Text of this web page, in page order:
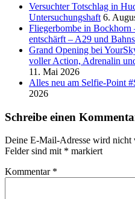
Versucht­er Totschlag in
Untersuchungshaft 6.
Fliegerbombe in
entschärft – A29 und
Grand Opening bei
voller Action, Adrenalin
11. Mai 2026
Alles neu am Selfie-Point
2026
Schreibe einen
Deine E-Mail-Adresse wird nicht
Felder sind mit * markiert
Kommentar *